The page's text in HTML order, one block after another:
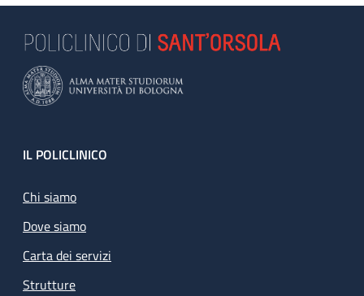
Footer
IL POLICLINICO
Chi siamo
Dove siamo
Carta dei servizi
Strutture